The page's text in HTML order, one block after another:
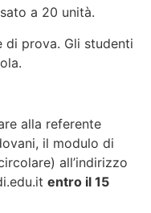
a 20 unità.
di prova. Gli studenti
alla referente
il modulo di
all’indirizzo
entro il 15